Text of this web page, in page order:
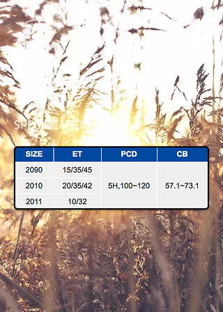
SA - 5
SA5 2010 (SILVER-BRS)-UC 45
SPECIFICATION